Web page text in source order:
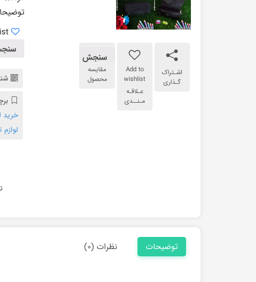
اشـتراک
گـذاری
Add to
wishlist
عـلاقـه
مـنــدی
سنجش
مقایسه
محصول
خرید
توضیحات نظرات (۰)